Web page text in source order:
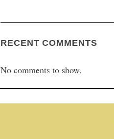
RECENT COMMENTS
No comments to show.